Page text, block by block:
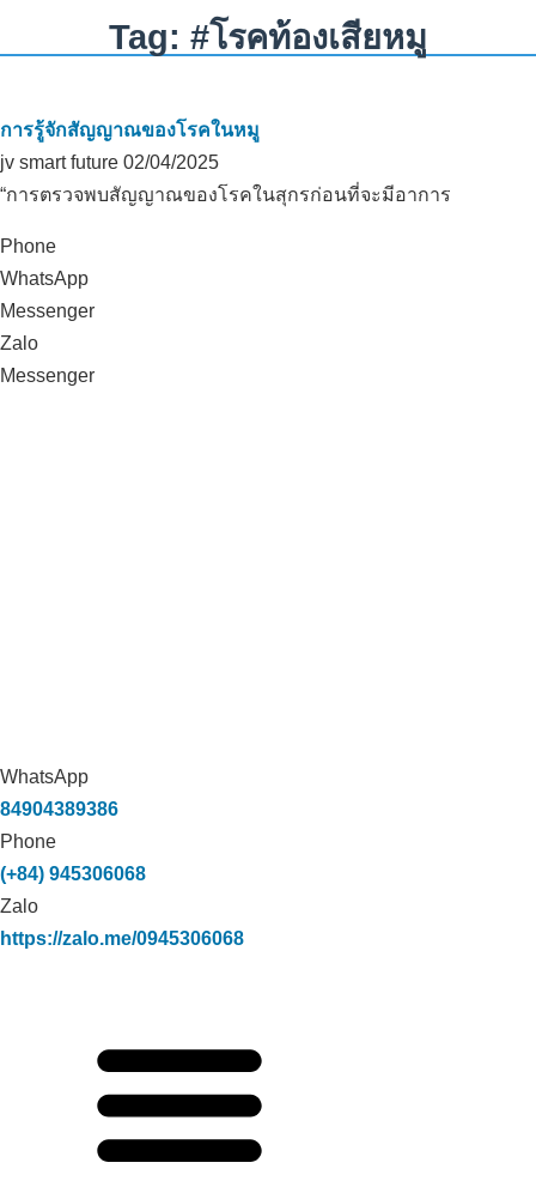
Tag: #โรคท้องเสียหมู
การรู้จักสัญญาณของโรคในหมู
jv smart future 02/04/2025
“การตรวจพบสัญญาณของโรคในสุกรก่อนที่จะมีอาการ
Phone
WhatsApp
Messenger
Zalo
Messenger
WhatsApp
84904389386
Phone
(+84) 945306068
Zalo
https://zalo.me/0945306068